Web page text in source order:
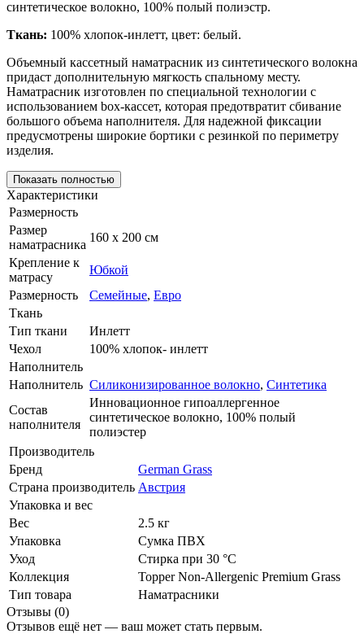
синтетическое волокно, 100% полый полиэстр.
Ткань: 100% хлопок-инлетт, цвет: белый.
Объемный кассетный наматрасник из синтетического волокна
придаст дополнительную мягкость спальному месту.
Наматрасник изготовлен по специальной технологии с
использованием box-кассет, которая предотвратит сбивание
большого объема наполнителя. Для надежной фиксации
предусмотрены широкие бортики с резинкой по периметру
изделия.
Показать полностью
Характеристики
Размерность
Размер
наматрасника
160 х 200 см
Крепление к
матрасу
Юбкой
Размерность
Семейные, Евро
Ткань
Тип ткани
Инлетт
Чехол
100% хлопок- инлетт
Наполнитель
Наполнитель Силиконизированное волокно, Синтетика
Состав
наполнителя
Инновационное гипоаллергенное
синтетическое волокно, 100% полый
полиэстер
Производитель
Бренд
German Grass
Страна производитель Австрия
Упаковка и вес
Вес
2.5 кг
Упаковка
Сумка ПВХ
Уход
Стирка при 30 °С
Коллекция
Topper Non-Allergenic Premium Grass
Тип товара
Наматрасники
Отзывы (0)
Отзывов ещё нет — ваш может стать первым.